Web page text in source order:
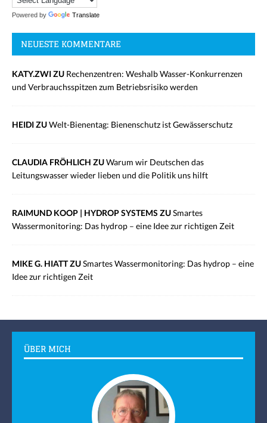
Powered by Translate
NEUESTE KOMMENTARE
KATY.ZWI ZU Rechenzentren: Weshalb Wasser-Konkurrenzen
und Verbrauchsspitzen zum Betriebsrisiko werden
HEIDI ZUWelt-Bienentag: Bienenschutz ist Gewässerschutz
CLAUDIA FRÖHLICH ZUWarum wir Deutschen das
Leitungswasser wieder lieben und die Politik uns hilft
RAIMUND KOOP | HYDROP SYSTEMS ZUSmartes
Wassermonitoring: Das hydrop – eine Idee zur richtigen Zeit
MIKE G. HIATT ZUSmartes Wassermonitoring: Das hydrop – eine
Idee zur richtigen Zeit
ÜBER MICH